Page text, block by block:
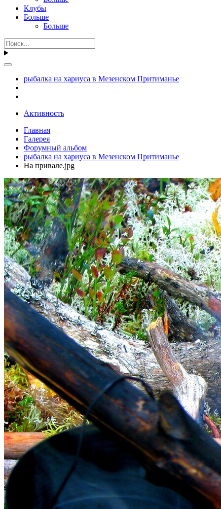
Клубы
Больше
Больше
рыбалка на хариуса в Мезенском Притиманье
Активность
Главная
Галерея
Форумный альбом
рыбалка на хариуса в Мезенском Притиманье
На привале.jpg